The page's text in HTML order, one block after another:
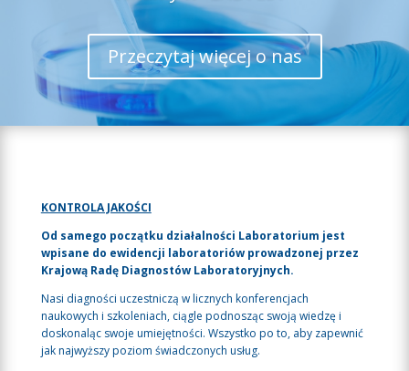
Przeczytaj więcej o nas
KONTROLA JAKOŚCI
Od samego początku działalności Laboratorium jest
wpisane do ewidencji laboratoriów prowadzonej przez
Krajową Radę Diagnostów Laboratoryjnych.
Nasi diagności uczestniczą w licznych konferencjach
naukowych i szkoleniach, ciągle podnosząc swoją wiedzę i
doskonaląc swoje umiejętności. Wszystko po to, aby zapewnić
jak najwyższy poziom świadczonych usług.